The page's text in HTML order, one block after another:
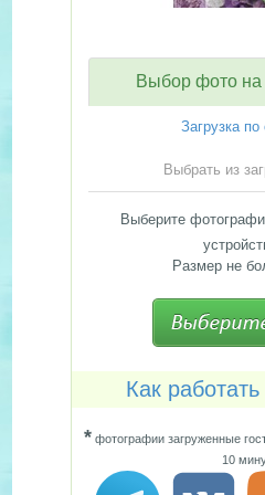
Выбор фото на
Загрузка
Выбрать из
Выберите
Размер не
Как
*фотографии загруженные
10